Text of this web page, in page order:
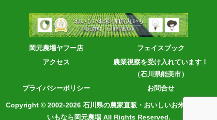
岡元農場ヤフー店
フェイスブック
アクセス
農業視察を受け入れています！
（石川県能美市）
プライバシーポリシー
お問合せ
Copyright © 2002-2026 石川県の農家直販・おいしいお米と加賀丸
いもなら岡元農場 All Rights Reserved.